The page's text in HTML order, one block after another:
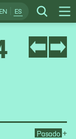
EN ES Search
Pasado +